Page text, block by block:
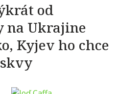
od
na Ukrajine
Kyjev ho chce